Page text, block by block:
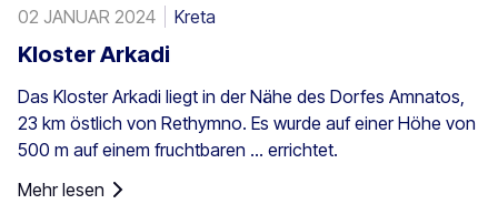
02 JANUAR 2024 Kreta
Kloster Arkadi
Das Kloster Arkadi liegt in der Nähe des Dorfes Amnatos,
23 km östlich von Rethymno. Es wurde auf einer Höhe von
500 m auf einem fruchtbaren ... errichtet.
Mehr lesen